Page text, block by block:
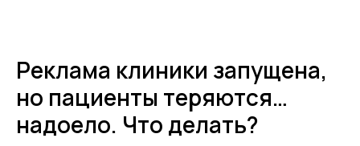
Реклама клиники запущена,
но пациенты теряются…
надоело. Что делать?